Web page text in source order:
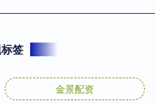
签
金景配资